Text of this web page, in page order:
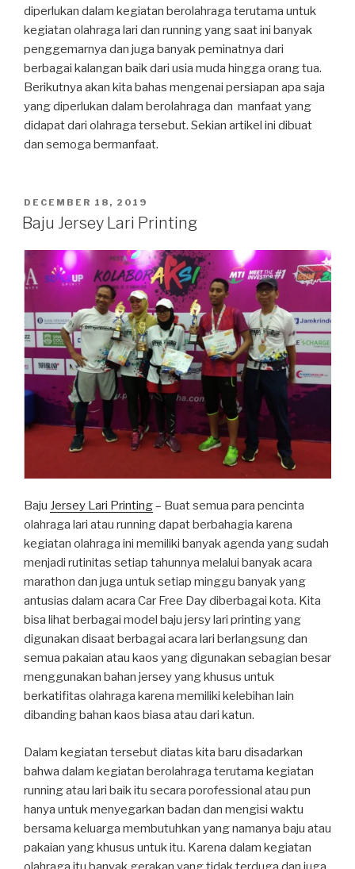
diperlukan dalam kegiatan berolahraga terutama untuk
kegiatan olahraga lari dan running yang saat ini banyak
penggemarnya dan juga banyak peminatnya dari
berbagai kalangan baik dari usia muda hingga orang tua.
Berikutnya akan kita bahas mengenai persiapan apa saja
yang diperlukan dalam berolahraga dan manfaat yang
didapat dari olahraga tersebut. Sekian artikel ini dibuat
dan semoga bermanfaat.
POSTED
ON
DECEMBER 18, 2019
Baju Jersey Lari Printing
Baju Jersey Lari Printing– Buat semua para pencinta
olahraga lari atau running dapat berbahagia karena
kegiatan olahraga ini memiliki banyak agenda yang sudah
menjadi rutinitas setiap tahunnya melalui banyak acara
marathon dan juga untuk setiap minggu banyak yang
antusias dalam acara Car Free Day diberbagai kota. Kita
bisa lihat berbagai model baju jersy lari printing yang
digunakan disaat berbagai acara lari berlangsung dan
semua pakaian atau kaos yang digunakan sebagian besar
menggunakan bahan jersey yang khusus untuk
berkatifitas olahraga karena memiliki kelebihan lain
dibanding bahan kaos biasa atau dari katun.
Dalam kegiatan tersebut diatas kita baru disadarkan
bahwa dalam kegiatan berolahraga terutama kegiatan
running atau lari baik itu secara porofessional atau pun
hanya untuk menyegarkan badan dan mengisi waktu
bersama keluarga membutuhkan yang namanya baju atau
pakaian yang khusus untuk itu. Karena dalam kegiatan